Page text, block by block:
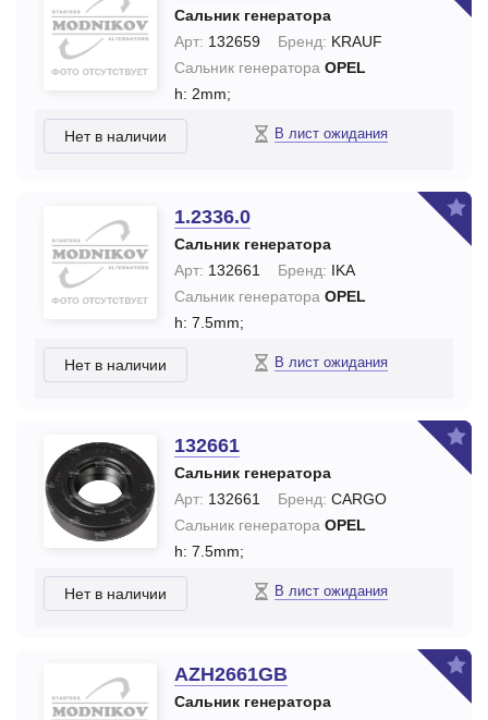
Сальник генератора
Арт: 132659 Бренд: KRAUF
Сальник генератора OPEL
h: 2mm;
Нет в наличии В лист ожидания
1.2336.0
Сальник генератора
Арт: 132661 Бренд: IKA
Сальник генератора OPEL
h: 7.5mm;
Нет в наличии В лист ожидания
132661
Сальник генератора
Арт: 132661 Бренд: CARGO
Сальник генератора OPEL
h: 7.5mm;
Нет в наличии В лист ожидания
AZH2661GB
Сальник генератора